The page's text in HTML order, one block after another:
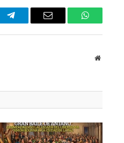
Telegram Email WhatsApp
Website